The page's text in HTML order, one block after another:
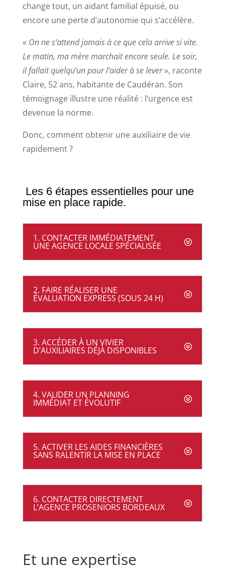
change tout, un aidant familial épuisé, ou
encore une perte d’autonomie qui s’accélère.
« On ne s’attend jamais à ce que cela arrive si vite.
Le matin, ma mère marchait encore seule. Le soir,
il fallait quelqu’un pour l’aider à se lever», raconte
Claire, 52 ans, habitante de Caudéran. Son
témoignage illustre une réalité : l’urgence est
devenue la norme.
Donc, comment obtenir une auxiliaire de vie
rapidement ?
Les 6 étapes essentielles pour une
mise en place rapide.
1. CONTACTER IMMÉDIATEMENT
UNE AGENCE LOCALE SPÉCIALISÉE
2. FAIRE RÉALISER UNE
ÉVALUATION EXPRESS (SOUS 24 H)
3. ACCÉDER À UN VIVIER
D’AUXILIAIRES DÉJÀ DISPONIBLES
4. VALIDER UN PLANNING
IMMÉDIAT ET ÉVOLUTIF
5. ACTIVER LES AIDES FINANCIÈRES
SANS RALENTIR LA MISE EN PLACE
6. CONTACTER DIRECTEMENT
L’AGENCE PROSENIORS BORDEAUX
Et une expertise